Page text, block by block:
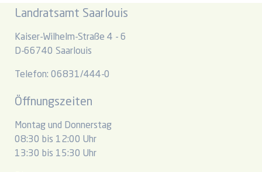
Landratsamt Saarlouis
Kaiser-Wilhelm-Straße 4 - 6
D-66740 Saarlouis
Telefon: 06831/444-0
Öffnungszeiten
Montag und Donnerstag
08:30 bis 12:00 Uhr
13:30 bis 15:30 Uhr